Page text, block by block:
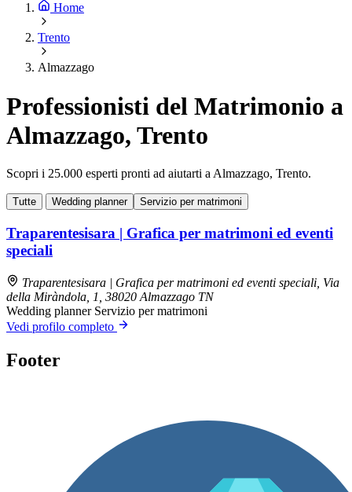
Home
Trento
Almazzago
Professionisti del Matrimonio a
Almazzago, Trento
Scopri i 25.000 esperti pronti ad aiutarti a Almazzago, Trento.
Tutte Wedding planner Servizio per matrimoni
Traparentesisara | Grafica per matrimoni ed eventi
speciali
Traparentesisara | Grafica per matrimoni ed eventi speciali, Via
della Miràndola, 1, 38020 Almazzago TN
Wedding planner Servizio per matrimoni
Vedi profilo completo
Footer